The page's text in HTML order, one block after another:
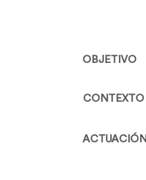
OBJETIVO
CONTEXTO
ACTUACIÓN